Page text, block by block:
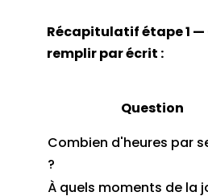
Récapitulatif étape 1 —
remplir par écrit :
Question
Combien d'heures par
?
À quels moments de la